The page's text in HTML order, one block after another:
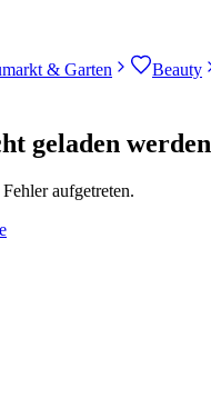
& Garten Beauty
geladen werden
aufgetreten.